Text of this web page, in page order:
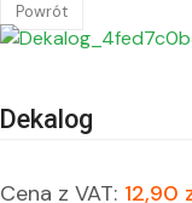
Powrót
Dekalog
Cena z VAT: 12,90